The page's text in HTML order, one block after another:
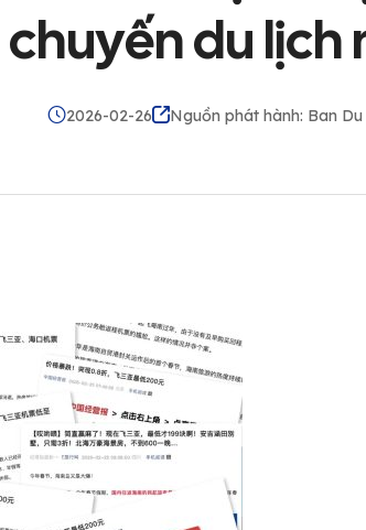
du lịch
2026-02-26 Nguồn phát hành: Ban